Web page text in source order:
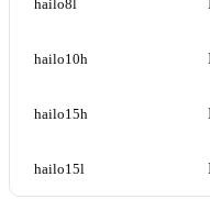
hailo8l
hailo10h
hailo15h
hailo15l